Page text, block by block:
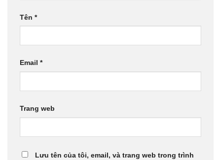
Tên *
Email *
Trang web
Lưu tên của tôi, email, và trang web trong trình